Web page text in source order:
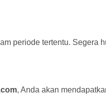
periode tertentu. Segera
, Anda akan